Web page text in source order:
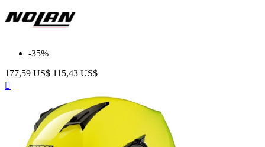
-35%
177,59 US$ 115,43 US$
